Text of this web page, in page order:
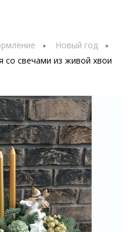
Новый год
со свечами из живой хвои